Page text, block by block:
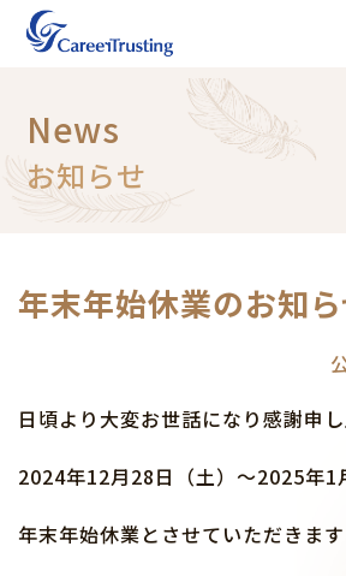
News
お知らせ
年末年始休業のお知
日頃より大変お世話になり感謝申
2024年12月28日（土）～2025年1
年末年始休業とさせていただきます